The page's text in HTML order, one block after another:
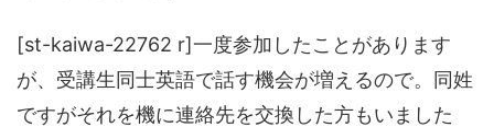
[st-kaiwa-22762 r]一度参加したことがあります
が、受講生同士英語で話す機会が増えるので。同姓
ですがそれを機に連絡先を交換した方もいました